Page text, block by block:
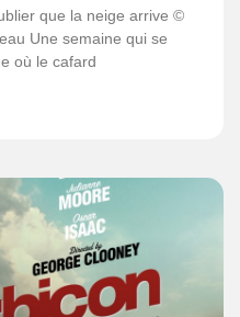
que la neige arrive ©
Une semaine qui se
où le cafard